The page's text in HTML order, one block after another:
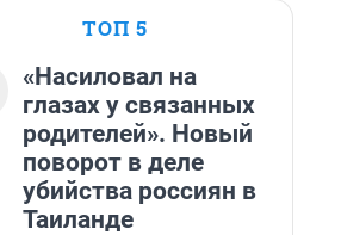
ТОП 5
«Насиловал на
глазах у связанных
родителей». Новый
поворот в деле
убийства россиян в
Таиланде